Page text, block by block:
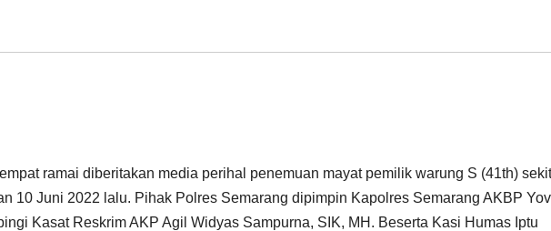
ramai diberitakan media perihal penemuan mayat pemilik warung S (41th)
10 Juni 2022 lalu. Pihak Polres Semarang dipimpin Kapolres Semarang AKBP
Kasat Reskrim AKP Agil Widyas Sampurna, SIK, MH. Beserta Kasi Humas Iptu